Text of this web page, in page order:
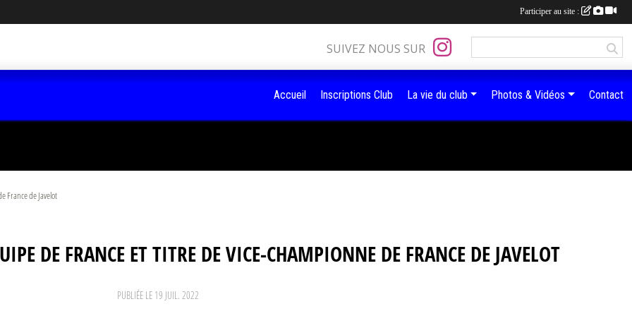
France de Javelot
DE FRANCE ET TITRE DE VICE-CHAMPIONNE DE FRANCE DE JAVELOT
PUBLIÉE LE 19 JUIL. 2022
SUIVEZ NOUS SUR
Accueil Inscriptions Club La vie du club Photos & Vidéos Contact
Participer au site :